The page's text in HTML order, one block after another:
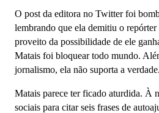
O post da editora no Twitter foi
lembrando que ela demitiu o
proveito da possibilidade de ele
Matais foi bloquear todo mundo.
jornalismo, ela não suporta a verdade.
Matais parece ter ficado aturdida. À
sociais para citar seis frases de